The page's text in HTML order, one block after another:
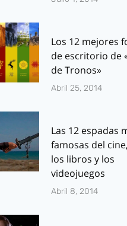
Los 12 mejores
de escritorio de
de Tronos»
Abril 25, 2014
Las 12 espadas
famosas del
los libros y los
videojuegos
Abril 8, 2014